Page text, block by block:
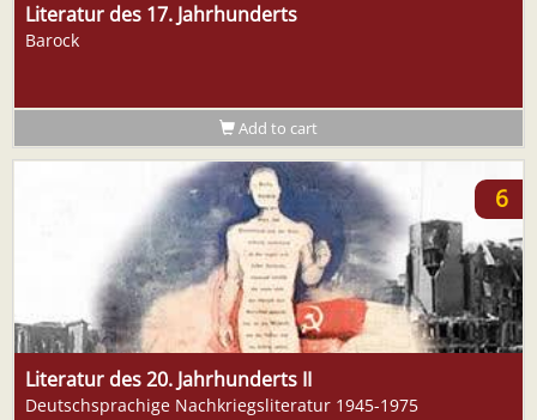
Literatur des 17. Jahrhunderts
Barock
Add to cart
6
Literatur des 20. Jahrhunderts II
Deutschsprachige Nachkriegsliteratur 1945-1975